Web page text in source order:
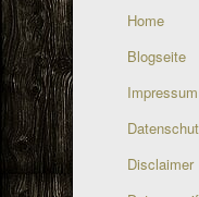
Home
Blogseite
Impressum
Disclaimer